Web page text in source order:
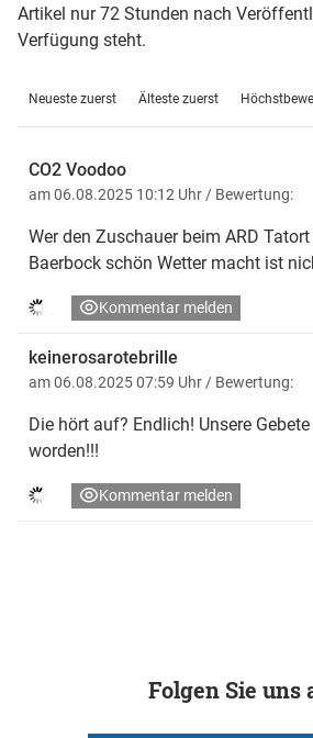
Artikel nur 72 Stunden nach
Verfügung steht.
Neueste zuerst Älteste zuerst
CO2 Voodoo
am 06.08.2025 10:12 Uhr / Bewertung:
Wer den Zuschauer beim ARD
Baerbock schön Wetter macht ist
Kommentar melden
keinerosarotebrille
am 06.08.2025 07:59 Uhr / Bewertung:
Die hört auf? Endlich! Unsere
worden!!!
Kommentar melden
Folgen Sie uns